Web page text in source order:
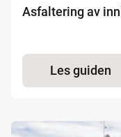
Asfaltering av
Les guiden